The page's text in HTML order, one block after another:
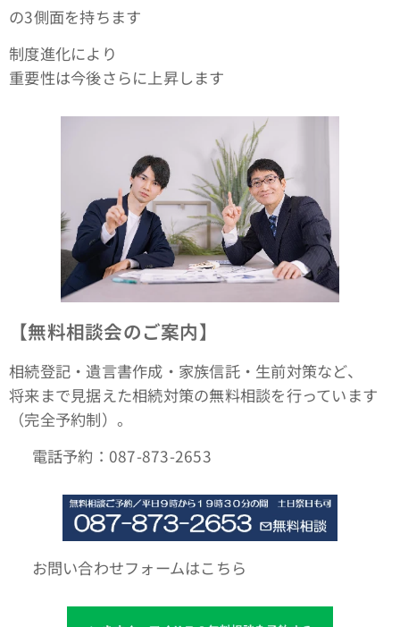
の3側面を持ちます
制度進化により
重要性は今後さらに上昇します
【無料相談会のご案内】
相続登記・遺言書作成・家族信託・生前対策など、
将来まで見据えた相続対策の無料相談を行っています
（完全予約制）。
📞 電話予約：087-873-2653
🌐 お問い合わせフォームはこちら